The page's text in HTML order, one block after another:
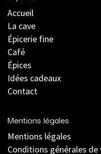
Accueil
La cave
Épicerie fine
Café
Épices
Idées cadeaux
Contact
Mentions légales
Mentions légales
Conditions générales de